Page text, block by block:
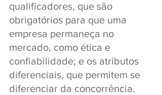
qualificadores, que são
obrigatórios para que uma
empresa permaneça no
mercado, como ética e
confiabilidade; e os atributos
diferenciais, que permitem se
diferenciar da concorrência.